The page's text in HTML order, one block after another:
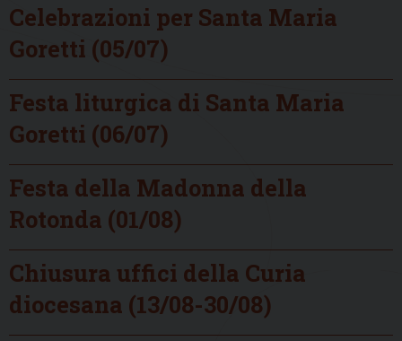
Celebrazioni per Santa Maria
Goretti (05/07)
Festa liturgica di Santa Maria
Goretti (06/07)
Festa della Madonna della
Rotonda (01/08)
Chiusura uffici della Curia
diocesana (13/08-30/08)